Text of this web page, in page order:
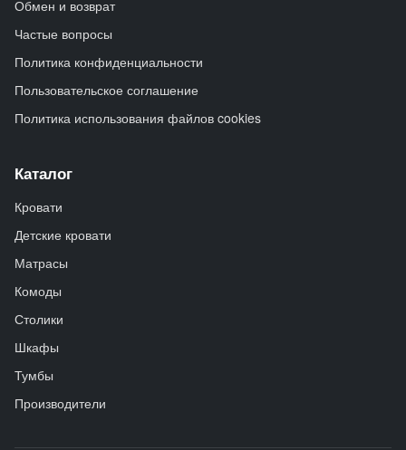
Обмен и возврат
Частые вопросы
Политика конфиденциальности
Пользовательское соглашение
Политика использования файлов cookies
Каталог
Кровати
Детские кровати
Матрасы
Комоды
Столики
Шкафы
Тумбы
Производители